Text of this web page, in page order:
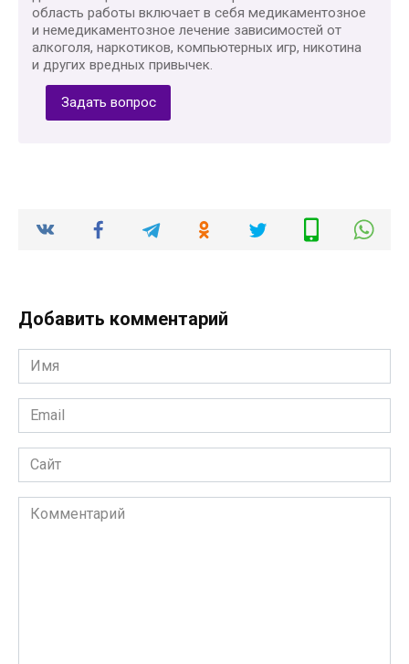
область работы включает в себя медикаментозное
и немедикаментозное лечение зависимостей от
алкоголя, наркотиков, компьютерных игр, никотина
и других вредных привычек.
Задать вопрос
Добавить комментарий
Имя
*
Email
*
Сайт
Комментарий